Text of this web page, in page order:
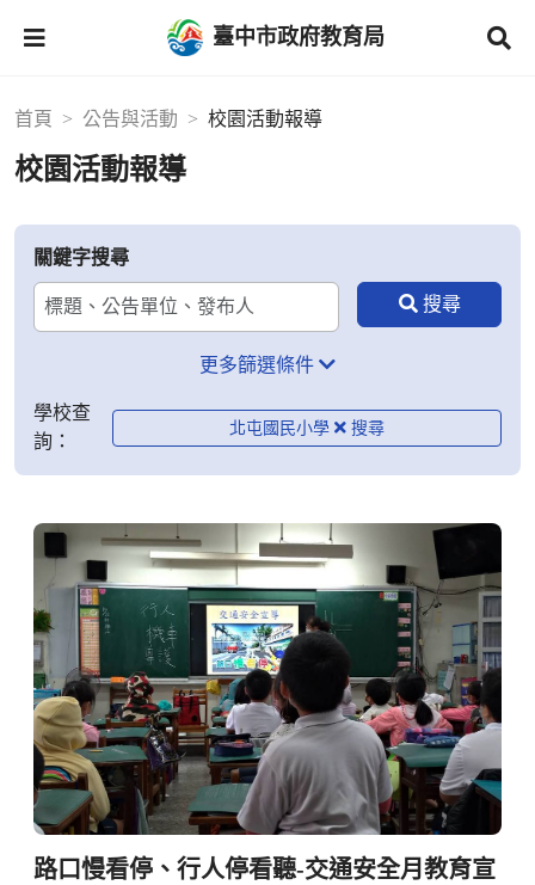
臺中市政府教育局
首頁 公告與活動 校園活動報導
校園活動報導
關鍵字搜尋
更多篩選條件
學校查
詢：
北屯國民小學
路口慢看停、行人停看聽-交通安全月教育宣